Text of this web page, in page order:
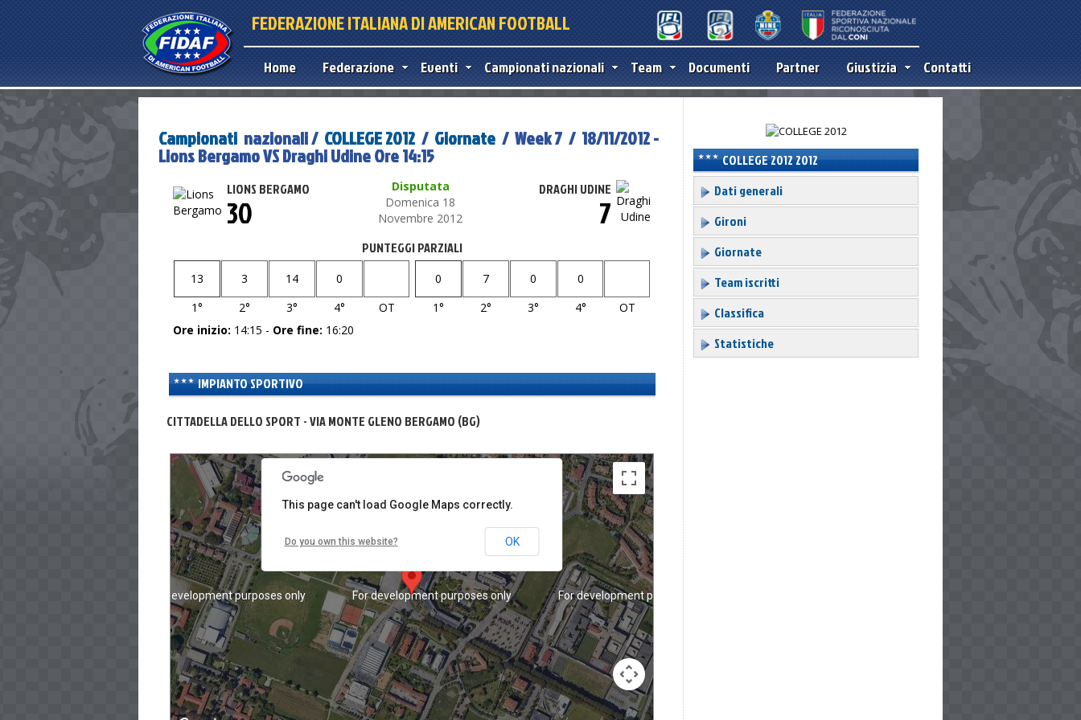
FEDERAZIONE ITALIANA DI AMERICAN FOOTBALL
Home Federazione Eventi Campionati nazionali Team Documenti Partner Giustizia Contatti
Campionati nazionali / COLLEGE 2012 / Giornate / Week 7 / 18/11/2012 -
Lions Bergamo VS Draghi Udine Ore 14:15
LIONS BERGAMO
Disputata
Domenica 18
Novembre 2012
DRAGHI UDINE
30 7
PUNTEGGI PARZIALI
13 3 14
0
1°
2° 3° 4° OT
0 7 0
0
1°
2° 3° 4°
OT
Ore inizio: 14:15 - Ore fine: 16:20
IMPIANTO SPORTIVO
CITTADELLA DELLO SPORT - VIA MONTE GLENO BERGAMO (BG)
For development purposes only
For development purposes only For development purposes only
For development purposes only
For development purposes only
This page can't load Google Maps correctly.
Do you own this website? OK
COLLEGE 2012 2012
Dati generali
Gironi
Giornate
Team iscritti
Classifica
Statistiche